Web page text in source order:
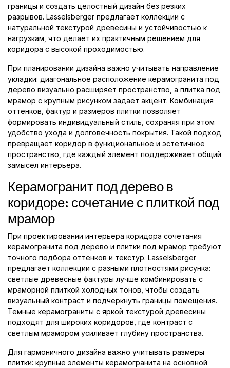
границы и создать целостный дизайн без резких
разрывов. Lasselsberger предлагает коллекции с
натуральной текстурой древесины и устойчивостью к
нагрузкам, что делает их практичным решением для
коридора с высокой проходимостью.
При планировании дизайна важно учитывать направление
укладки: диагональное расположение керамогранита под
дерево визуально расширяет пространство, а плитка под
мрамор с крупным рисунком задает акцент. Комбинация
оттенков, фактур и размеров плитки позволяет
формировать индивидуальный стиль, сохраняя при этом
удобство ухода и долговечность покрытия. Такой подход
превращает коридор в функциональное и эстетичное
пространство, где каждый элемент поддерживает общий
замысел интерьера.
Керамогранит под дерево в
коридоре: сочетание с плиткой под
мрамор
При проектировании интерьера коридора сочетания
керамогранита под дерево и плитки под мрамор требуют
точного подбора оттенков и текстур. Lasselsberger
предлагает коллекции с разными плотностями рисунка:
светлые древесные фактуры лучше комбинировать с
мраморной плиткой холодных тонов, чтобы создать
визуальный контраст и подчеркнуть границы помещения.
Темные керамограниты с яркой текстурой древесины
подходят для широких коридоров, где контраст с
светлым мрамором усиливает глубину пространства.
Для гармоничного дизайна важно учитывать размеры
плитки: крупные элементы керамогранита на основной